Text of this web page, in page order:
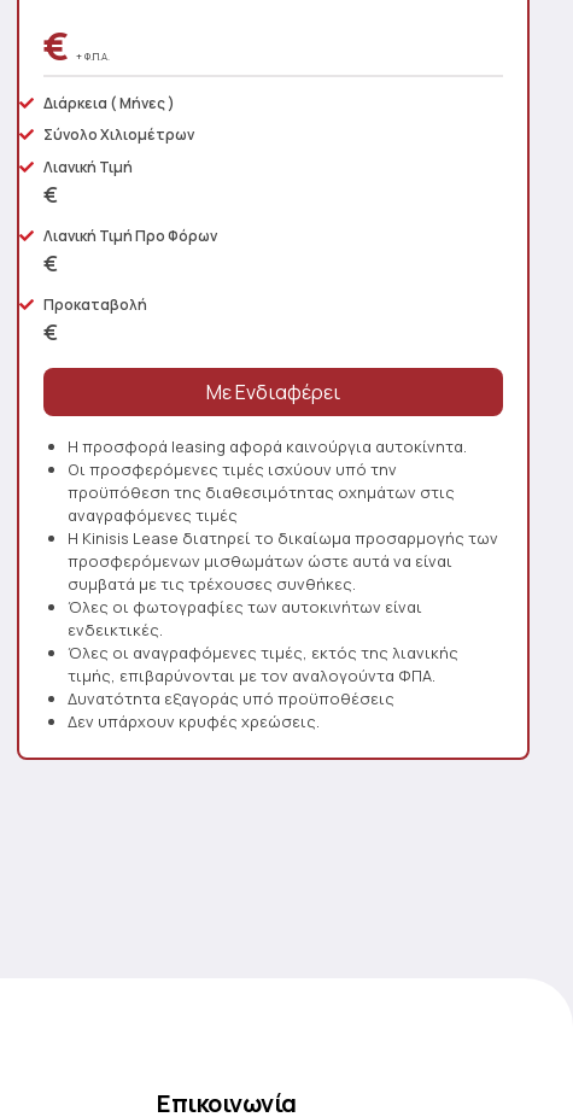
€+ Φ.Π.Α.
Διάρκεια ( Μήνες )
Σύνολο Χιλιομέτρων
Λιανική Τιμή
€
Λιανική Τιμή Προ Φόρων
€
Προκαταβολή
€
Η προσφορά leasing αφορά καινούργια αυτοκίνητα.
Οι προσφερόμενες τιμές ισχύουν υπό την
προϋπόθεση της διαθεσιμότητας οχημάτων στις
αναγραφόμενες τιμές
Η Kinisis Lease διατηρεί το δικαίωμα προσαρμογής των
προσφερόμενων μισθωμάτων ώστε αυτά να είναι
συμβατά με τις τρέχουσες συνθήκες.
Όλες οι φωτογραφίες των αυτοκινήτων είναι
ενδεικτικές.
Όλες οι αναγραφόμενες τιμές, εκτός της λιανικής
τιμής, επιβαρύνονται με τον αναλογούντα ΦΠΑ.
Δυνατότητα εξαγοράς υπό προϋποθέσεις
Δεν υπάρχουν κρυφές χρεώσεις.
Επικοινωνία